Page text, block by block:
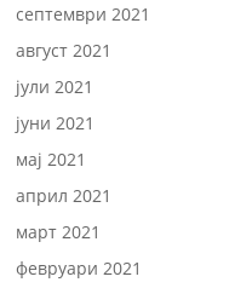
септември 2021
август 2021
јули 2021
јуни 2021
мај 2021
април 2021
март 2021
февруари 2021